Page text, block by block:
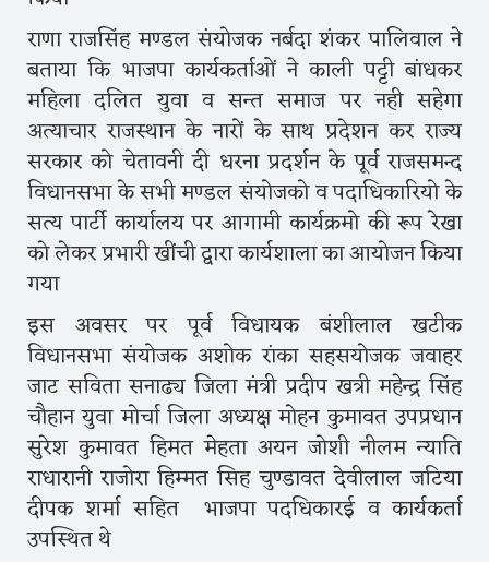
राणा राजसिंह मण्डल संयोजक नर्बदा शंकर पालिवाल ने
बताया कि भाजपा कार्यकर्ताओं ने काली पट्टी बांधकर
महिला दलित युवा व सन्त समाज पर नही सहेगा
अत्याचार राजस्थान के नारों के साथ प्रदेशन कर राज्य
सरकार को चेतावनी दी धरना प्रदर्शन के पूर्व राजसमन्द
विधानसभा के सभी मण्डल संयोजको व पदाधिकारियो के
सत्य पार्टी कार्यालय पर आगामी कार्यक्रमो की रूप रेखा
को लेकर प्रभारी खींची द्वारा कार्यशाला का आयोजन किया
गया
इस अवसर पर पूर्व विधायक बंशीलाल खटीक
विधानसभा संयोजक अशोक रांका सहसयोजक जवाहर
जाट सविता सनाढ्य जिला मंत्री प्रदीप खत्री महेन्द्र सिंह
चौहान युवा मोर्चा जिला अध्यक्ष मोहन कुमावत उपप्रधान
सुरेश कुमावत हिमत मेहता अयन जोशी नीलम न्याति
राधारानी राजोरा हिम्मत सिह चुण्डावत देवीलाल जटिया
दीपक शर्मा सहित भाजपा पदधिकारई व कार्यकर्ता
उपस्थित थे